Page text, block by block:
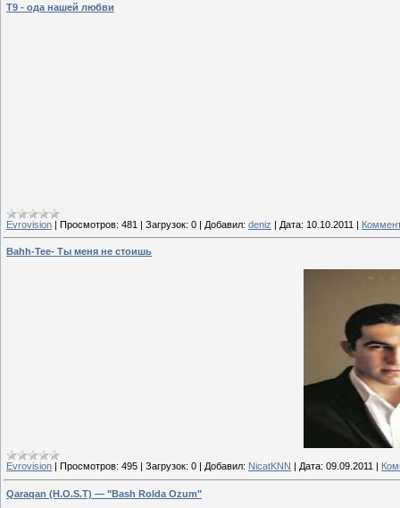
T9 - ода нашей любви
Evrovision | Просмотров: 481 | Загрузок: 0 | Добавил: deniz | Дата: 10.10.2011 |
Bahh-Tee- Ты меня не стоишь
Evrovision Просмотров: 495 Загрузок: 0 Добавил: NicatKNN Дата: 09.09.2011
Qaraqan (H.O.S.T) — "Bash Rolda Ozum"